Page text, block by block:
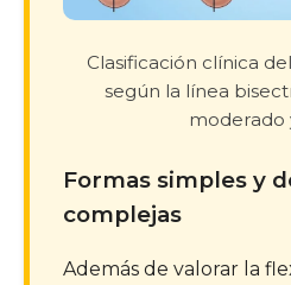
Clasificación clínica
según la línea
moderado
Formas simples y
complejas
Además de valorar la